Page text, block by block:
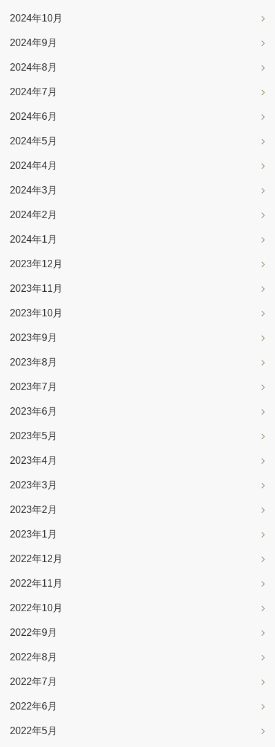
2024年10月
2024年9月
2024年8月
2024年7月
2024年6月
2024年5月
2024年4月
2024年3月
2024年2月
2024年1月
2023年12月
2023年11月
2023年10月
2023年9月
2023年8月
2023年7月
2023年6月
2023年5月
2023年4月
2023年3月
2023年2月
2023年1月
2022年12月
2022年11月
2022年10月
2022年9月
2022年8月
2022年7月
2022年6月
2022年5月